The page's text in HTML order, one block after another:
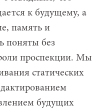
к будущему, а
память и
поняты без
проспекции. Мы
статических
будущих